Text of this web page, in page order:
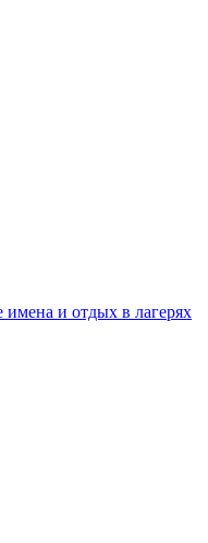
и отдых в лагерях